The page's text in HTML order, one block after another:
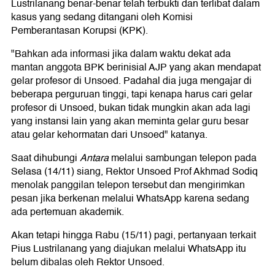
Lustrilanang benar-benar telah terbukti dan terlibat dalam
kasus yang sedang ditangani oleh Komisi
Pemberantasan Korupsi (KPK).
"Bahkan ada informasi jika dalam waktu dekat ada
mantan anggota BPK berinisial AJP yang akan mendapat
gelar profesor di Unsoed. Padahal dia juga mengajar di
beberapa perguruan tinggi, tapi kenapa harus cari gelar
profesor di Unsoed, bukan tidak mungkin akan ada lagi
yang instansi lain yang akan meminta gelar guru besar
atau gelar kehormatan dari Unsoed" katanya.
Saat dihubungiAntaramelalui sambungan telepon pada
Selasa (14/11) siang, Rektor Unsoed Prof Akhmad Sodiq
menolak panggilan telepon tersebut dan mengirimkan
pesan jika berkenan melalui WhatsApp karena sedang
ada pertemuan akademik.
Akan tetapi hingga Rabu (15/11) pagi, pertanyaan terkait
Pius Lustrilanang yang diajukan melalui WhatsApp itu
belum dibalas oleh Rektor Unsoed.